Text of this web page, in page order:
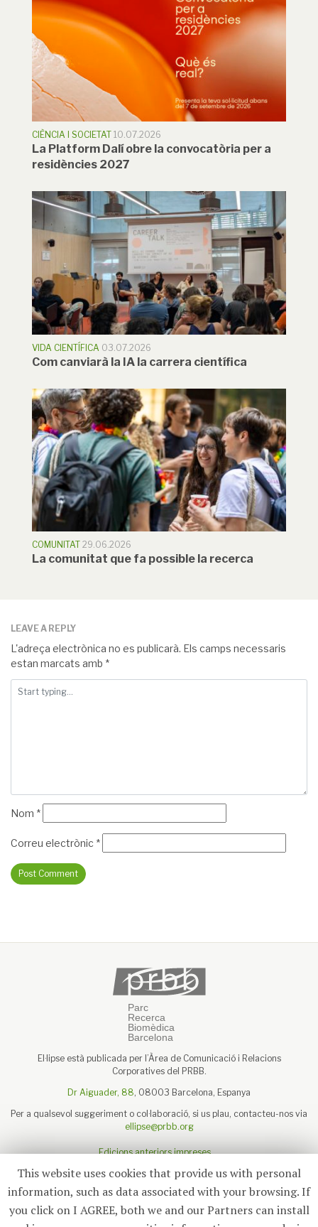
CIÈNCIA I SOCIETAT 10.07.2026
La Platform Dalí obre la convocatòria per a
residències 2027
VIDA CIENTÍFICA 03.07.2026
Com canviarà la IA la carrera científica
COMUNITAT 29.06.2026
La comunitat que fa possible la recerca
LEAVE A REPLY
L'adreça electrònica no es publicarà. Els camps necessaris
estan marcats amb *
Nom *
Correu electrònic *
El·lipse està publicada per l’Àrea de Comunicació i Relacions
Corporatives del PRBB.
Dr Aiguader, 88, 08003 Barcelona, Espanya
Per a qualsevol suggeriment o col·laboració, si us plau, contacteu-nos via
ellipse@prbb.org
Edicions anteriors impreses
Sobre el PRBB
This website uses cookies that provide us with personal
information, such as data associated with your browsing. If
you click on I AGREE, both we and our Partners can install